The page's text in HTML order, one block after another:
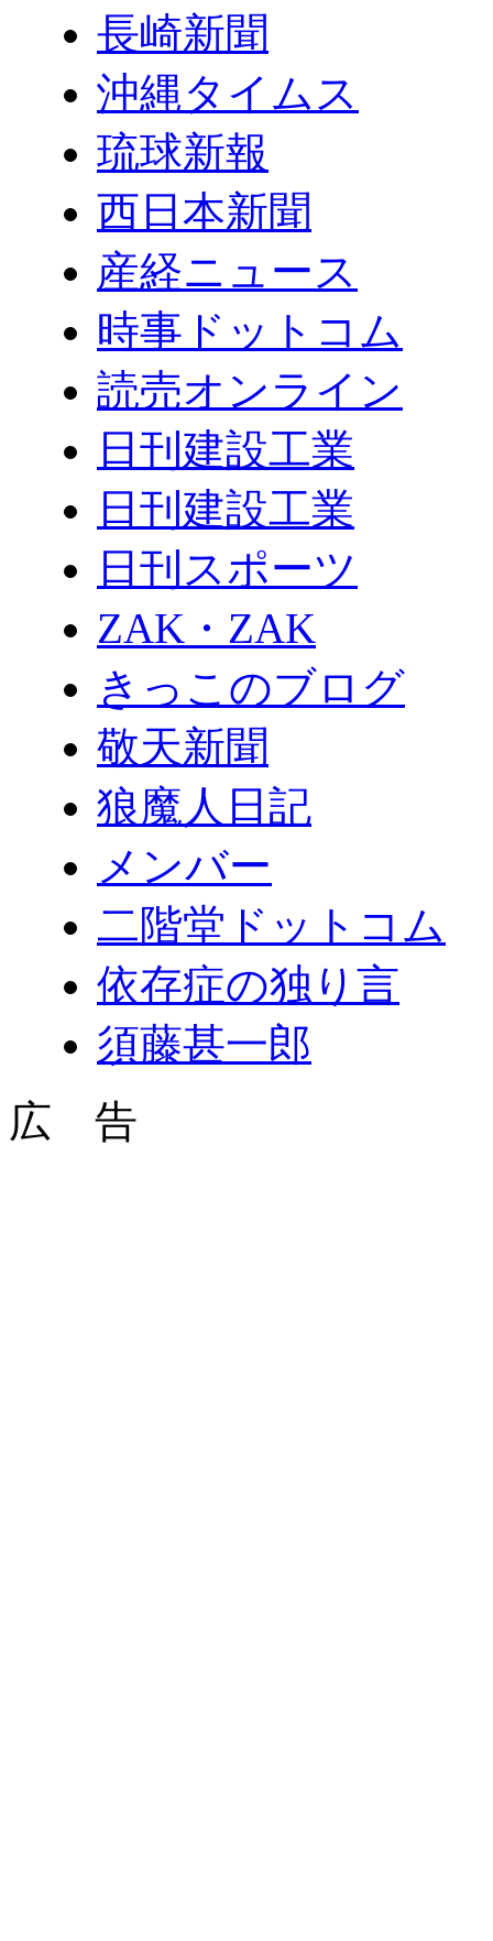
長崎新聞
沖縄タイムス
琉球新報
西日本新聞
産経ニュース
時事ドットコム
読売オンライン
日刊建設工業
日刊建設工業
日刊スポーツ
ZAK・ZAK
きっこのブログ
敬天新聞
狼魔人日記
メンバー
二階堂ドットコム
依存症の独り言
須藤甚一郎
広 告